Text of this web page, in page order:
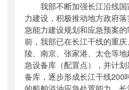
我部不断加强长江沿线
力建设，积极推动地方政府
急能力建设规划和应急预案
前，我部已在长江干线的重
陵、南京、张家港、太仓等
急设备库（配置点），并计
备库，逐步形成长江干线200